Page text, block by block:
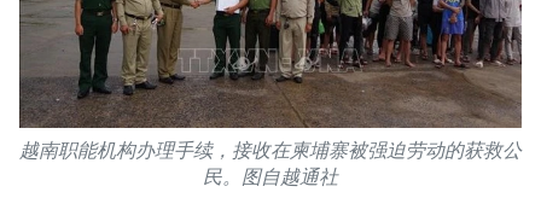
越南职能机构办理手续，接收在柬埔寨被强迫劳动的获救公
民。图自越通社